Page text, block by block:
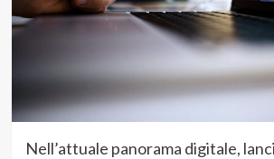
Nell’attuale panorama digitale,